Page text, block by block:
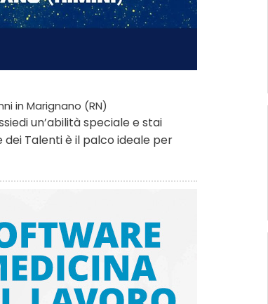
in Marignano (RN)
un’abilità speciale e stai
Talenti è il palco ideale per